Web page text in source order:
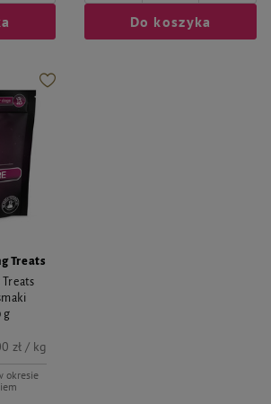
Do koszyka
Treats
g
okresie
zł / kg